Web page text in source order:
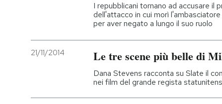
I repubblicani tornano ad accusare il
dell'attacco in cui morì
per aver negato a lungo il suo ruolo
21/11/2014 Le tre scene più belle di
Dana Stevens racconta su Slate il
nei film del grande regista